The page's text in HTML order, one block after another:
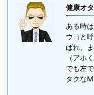
健康オ
ある時
ウヨと
ばれ、
（アホ
でも左
タクな